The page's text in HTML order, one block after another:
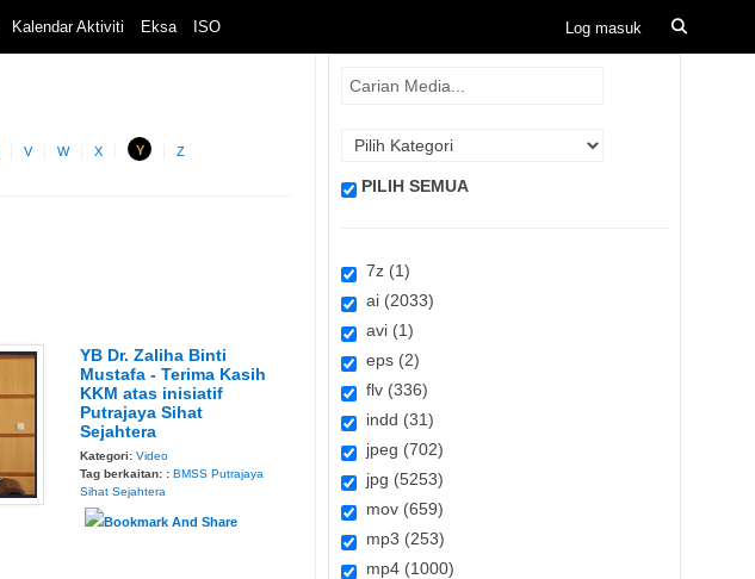
Kalendar Aktiviti Eksa ISO
V W X Y Z
YB Dr. Zaliha Binti
Mustafa - Terima Kasih
KKM atas inisiatif
Putrajaya Sihat
Sejahtera
Kategori:Video
Tag berkaitan: :BMSS Putrajaya
Sihat Sejahtera
PILIH SEMUA
7z (1)
ai (2033)
avi (1)
eps (2)
flv (336)
indd (31)
jpeg (702)
jpg (5253)
mov (659)
mp3 (253)
mp4 (1000)